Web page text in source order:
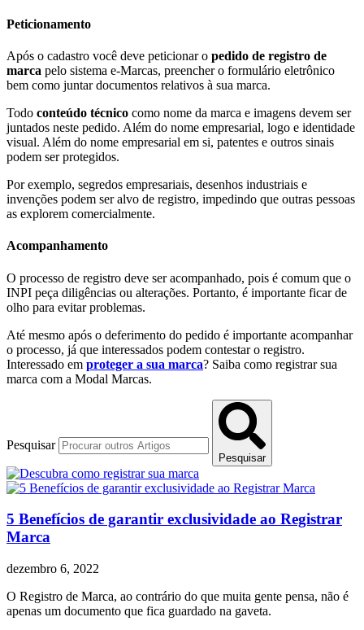
Peticionamento
Após o cadastro você deve peticionar o pedido de registro de
marca pelo sistema e-Marcas, preencher o formulário eletrônico
bem como juntar documentos relativos à sua marca.
Todo conteúdo técnico como nome da marca e imagens devem ser
juntados neste pedido. Além do nome empresarial, logo e identidade
visual. Além do nome empresarial em si, patentes e outros sinais
podem ser protegidos.
Por exemplo, segredos empresariais, desenhos industriais e
invenções podem ser alvo de registro, impedindo que outras pessoas
as explorem comercialmente.
Acompanhamento
O processo de registro deve ser acompanhado, pois é comum que o
INPI peça diligências ou alterações. Portanto, é importante ficar de
olho para evitar problemas.
Até mesmo após o deferimento do pedido é importante acompanhar
o processo, já que interessados podem contestar o registro.
Interessado em proteger a sua marca? Saiba como registrar sua
marca com a Modal Marcas.
Pesquisar
Pesquisar
5 Benefícios de garantir exclusividade ao Registrar
Marca
dezembro 6, 2022
O Registro de Marca, ao contrário do que muita gente pensa, não é
apenas um documento que fica guardado na gaveta.